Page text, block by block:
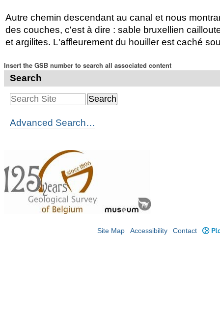
Autre chemin descendant au canal et nous
des couches, c'est à dire : sable bruxellien
et argilites. L'affleurement du houiller est caché
Insert the GSB number to search all associated content
Search
Advanced Search…
Site Map Accessibility Contact